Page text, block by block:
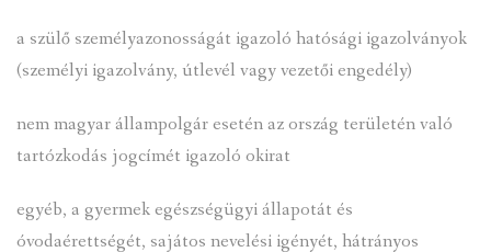
a szülő személyazonosságát igazoló hatósági igazolványok
(személyi igazolvány, útlevél vagy vezetői engedély)
nem magyar állampolgár esetén az ország területén való
tartózkodás jogcímét igazoló okirat
egyéb, a gyermek egészségügyi állapotát és
óvodaérettségét, sajátos nevelési igényét, hátrányos